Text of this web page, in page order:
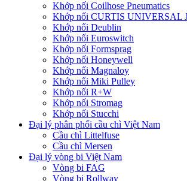
Khớp nối Coilhose Pneumatics
Khớp nối CURTIS UNIVERSAL
Khớp nối Deublin
Khớp nối Euroswitch
Khớp nối Formsprag
Khớp nối Honeywell
Khớp nối Magnaloy
Khớp nối Miki Pulley
Khớp nối R+W
Khớp nối Stromag
Khớp nối Stucchi
Đại lý phân phối cầu chì Việt Nam
Cầu chì Littelfuse
Cầu chì Mersen
Đại lý vòng bi Việt Nam
Vòng bi FAG
Vòng bi Rollway